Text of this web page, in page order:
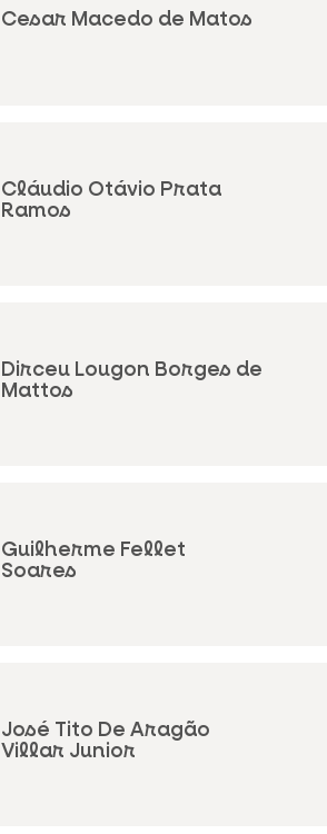
Cesar Macedo de Matos
Cláudio Otávio Prata
Ramos
Dirceu Lougon Borges de
Mattos
Guilherme Fellet
Soares
José Tito De Aragão
Villar Junior